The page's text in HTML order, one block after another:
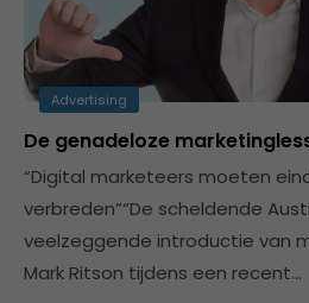
Advertising
De genadeloze
“Digital marketeers moeten
verbreden”“De scheldende
veelzeggende introductie van
Mark Ritson tijdens een recent…